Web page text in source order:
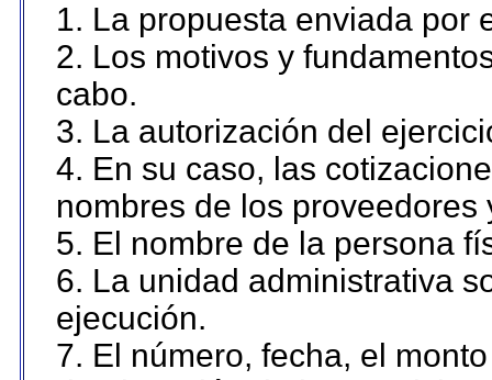
1. La propuesta enviada por
2. Los motivos y
cabo.
3. La autorización del
4. En su caso, las
nombres de los proveedores
5. El nombre de la persona
6. La unidad administrativa
ejecución.
7. El número, fecha, el